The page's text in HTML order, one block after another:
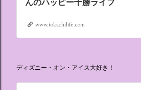
www.tokachilife.com
ディズニー・オン・アイス大好き！